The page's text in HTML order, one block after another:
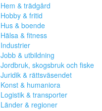
Hem & trädgård
Hobby & fritid
Hus & boende
Hälsa & fitness
Industrier
Jobb & utbildning
Jordbruk, skogsbruk och fiske
Juridik & rättsväsendet
Konst & humaniora
Logistik & transporter
Länder & regioner